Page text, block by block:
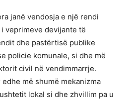
janë vendosja e një rendi
veprimeve devijante të
dhe pastërtisë publike
policie komunale, si dhe më
civil në vendimmarrje.
më shumë mekanizma
lokal si dhe zhvillim pa u